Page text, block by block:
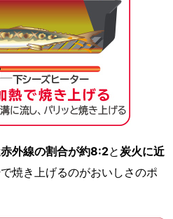
外線の割合が約8:2と炭火に近
で焼き上げるのがおいしさのポ